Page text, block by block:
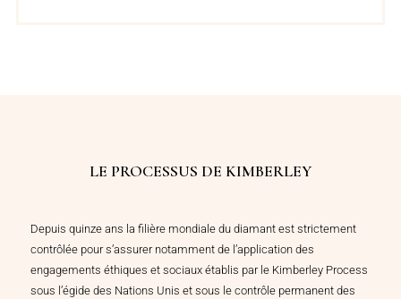
LE PROCESSUS DE KIMBERLEY
Depuis quinze ans la filière mondiale du diamant est strictement
contrôlée pour s’assurer notamment de l’application des
engagements éthiques et sociaux établis par le Kimberley Process
sous l’égide des Nations Unis et sous le contrôle permanent des